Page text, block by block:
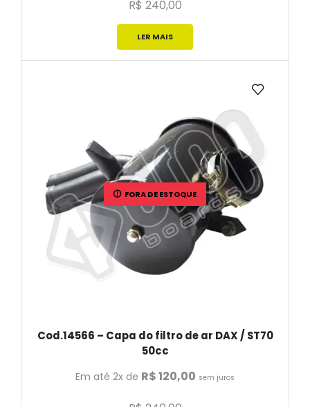
R$ 240,00
LER MAIS
FORA DE ESTOQUE
Cod.14566 – Capa do filtro de ar DAX / ST70
50cc
Em até 2x de R$120,00 sem juros